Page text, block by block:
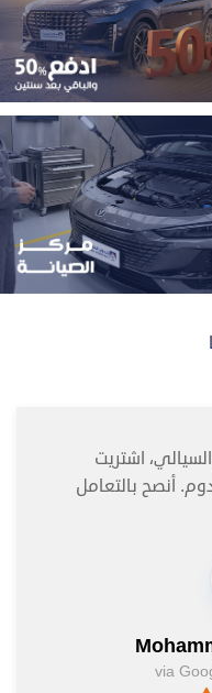
اشتريت
أنصح بالتعامل